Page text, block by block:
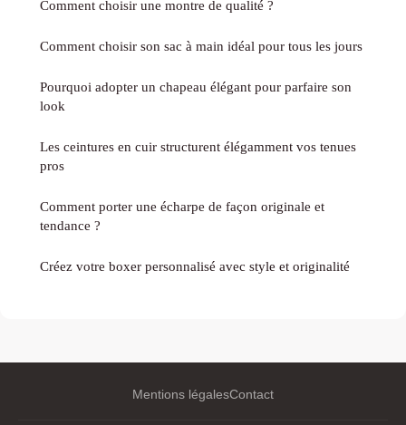
Comment choisir une montre de qualité ?
Comment choisir son sac à main idéal pour tous les jours
Pourquoi adopter un chapeau élégant pour parfaire son
look
Les ceintures en cuir structurent élégamment vos tenues
pros
Comment porter une écharpe de façon originale et
tendance ?
Créez votre boxer personnalisé avec style et originalité
Mentions légalesContact